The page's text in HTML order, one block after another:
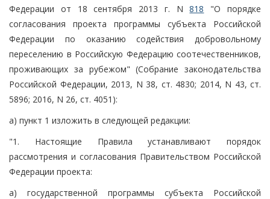
Федерации от 18 сентября 2013 г. N818 "О порядке
согласования проекта программы субъекта Российской
Федерации по оказанию содействия добровольному
переселению в Российскую Федерацию соотечественников,
проживающих за рубежом" (Собрание законодательства
Российской Федерации, 2013, N 38, ст. 4830; 2014, N 43, ст.
5896; 2016, N 26, ст. 4051):
а) пункт 1 изложить в следующей редакции:
"1. Настоящие Правила устанавливают порядок
рассмотрения и согласования Правительством Российской
Федерации проекта:
а) государственной программы субъекта Российской